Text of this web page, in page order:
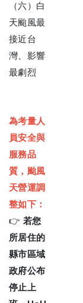
（六）白
天颱風最
接近台
灣、影響
最劇烈
為考量人
員安全與
服務品
質，颱風
天營運調
整如下：
👉 若您
所居住的
縣市區域
政府公布
停止上